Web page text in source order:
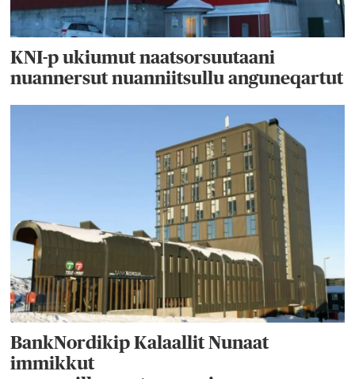
KNI-p ukiumut naatsorsuutaani
nuannersut nuanniitsullu anguneqartut
BankNordikip Kalaallit Nunaat
immikkut